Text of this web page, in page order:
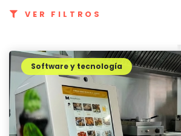
VER FILTROS
Software y tecnología